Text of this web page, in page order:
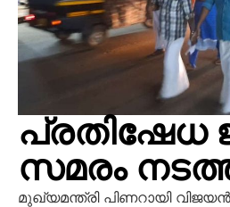
പ്രതിഷേധ
സമരം
മുഖ്യമന്ത്രി പിണറായി